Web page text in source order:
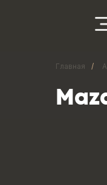
Главная /